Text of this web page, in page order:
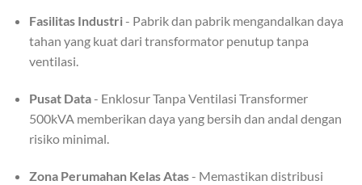
Fasilitas Industri- Pabrik dan pabrik mengandalkan daya
tahan yang kuat dari transformator penutup tanpa
ventilasi.
Pusat Data- Enklosur Tanpa Ventilasi Transformer
500kVA memberikan daya yang bersih dan andal dengan
risiko minimal.
Zona Perumahan Kelas Atas- Memastikan distribusi